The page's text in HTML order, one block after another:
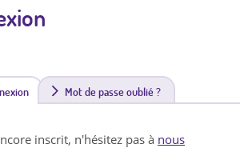
(
n
Mot de passe oublié ?
inscrit, n'hésitez pas à nous